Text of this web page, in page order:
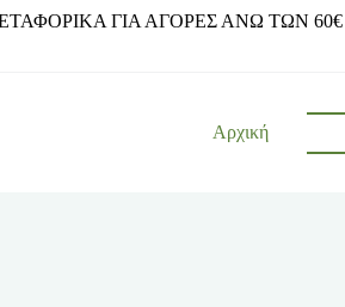
ΓΙΑ ΑΓΟΡΕΣ ΑΝΩ ΤΩΝ 60€
Αρχική